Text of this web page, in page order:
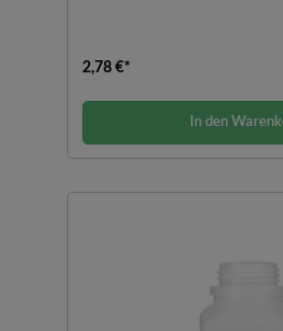
2,78 €*
In den